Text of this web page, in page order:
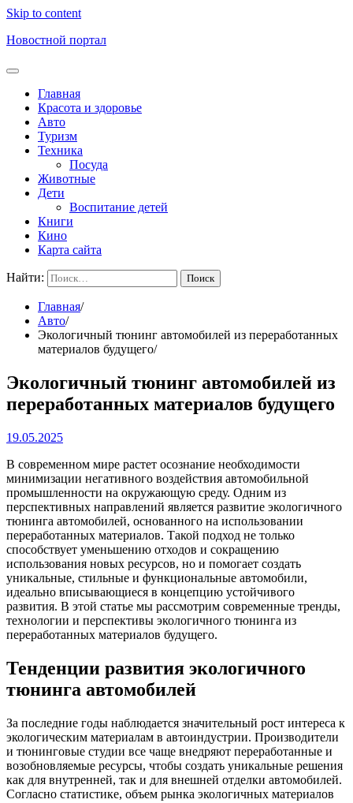
Skip to content
Новостной портал
Главная
Красота и здоровье
Авто
Туризм
Техника
Посуда
Животные
Дети
Воспитание детей
Книги
Кино
Карта сайта
Найти:
Главная
Авто
Экологичный тюнинг автомобилей из переработанных
материалов будущего
Экологичный тюнинг автомобилей из
переработанных материалов будущего
19.05.2025
В современном мире растет осознание необходимости
минимизации негативного воздействия автомобильной
промышленности на окружающую среду. Одним из
перспективных направлений является развитие экологичного
тюнинга автомобилей, основанного на использовании
переработанных материалов. Такой подход не только
способствует уменьшению отходов и сокращению
использования новых ресурсов, но и помогает создать
уникальные, стильные и функциональные автомобили,
идеально вписывающиеся в концепцию устойчивого
развития. В этой статье мы рассмотрим современные тренды,
технологии и перспективы экологичного тюнинга из
переработанных материалов будущего.
Тенденции развития экологичного
тюнинга автомобилей
За последние годы наблюдается значительный рост интереса к
экологическим материалам в автоиндустрии. Производители
и тюнинговые студии все чаще внедряют переработанные и
возобновляемые ресурсы, чтобы создать уникальные решения
как для внутренней, так и для внешней отделки автомобилей.
Согласно статистике, объем рынка экологичных материалов